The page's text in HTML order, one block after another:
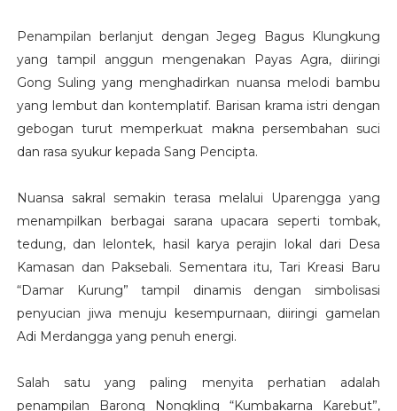
Penampilan berlanjut dengan Jegeg Bagus Klungkung
yang tampil anggun mengenakan Payas Agra, diiringi
Gong Suling yang menghadirkan nuansa melodi bambu
yang lembut dan kontemplatif. Barisan krama istri dengan
gebogan turut memperkuat makna persembahan suci
dan rasa syukur kepada Sang Pencipta.
Nuansa sakral semakin terasa melalui Uparengga yang
menampilkan berbagai sarana upacara seperti tombak,
tedung, dan lelontek, hasil karya perajin lokal dari Desa
Kamasan dan Paksebali. Sementara itu, Tari Kreasi Baru
“Damar Kurung” tampil dinamis dengan simbolisasi
penyucian jiwa menuju kesempurnaan, diiringi gamelan
Adi Merdangga yang penuh energi.
Salah satu yang paling menyita perhatian adalah
penampilan Barong Nongkling “Kumbakarna Karebut”,